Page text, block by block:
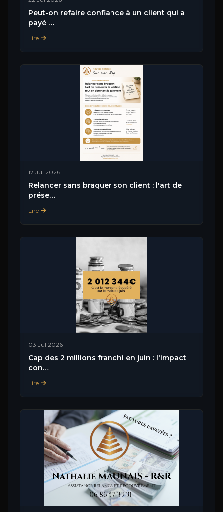
Peut-on refaire confiance à un client qui a
payé …
Lire
17 Jul 2026
Relancer sans braquer son client : l'art de
prése…
Lire
03 Jul 2026
Cap des 2 millions franchi en juin : l'impact
con…
Lire